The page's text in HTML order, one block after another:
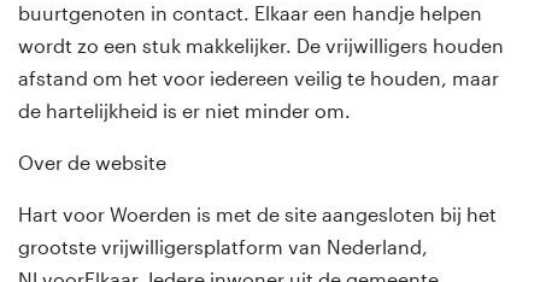
buurtgenoten in contact. Elkaar een handje helpen
wordt zo een stuk makkelijker. De vrijwilligers houden
afstand om het voor iedereen veilig te houden, maar
de hartelijkheid is er niet minder om.
Over de website
Hart voor Woerden is met de site aangesloten bij het
grootste vrijwilligersplatform van Nederland,